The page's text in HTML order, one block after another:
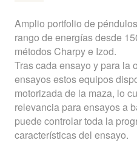
Amplio portfolio de
rango de energías desde
métodos Charpy e Izod.
Tras cada ensayo y para la
ensayos estos equipos
motorizada de la maza, lo
relevancia para ensayos a
puede controlar toda la
características del ensayo.